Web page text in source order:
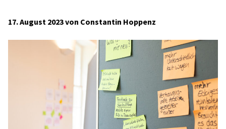
17. August 2023 von Constantin Hoppenz